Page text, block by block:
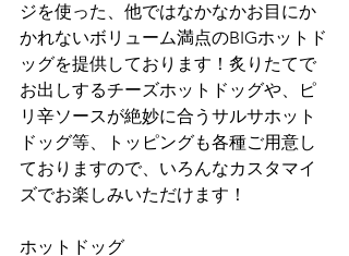
ジを使った、他ではなかなかお目にか
かれないボリューム満点のBIGホットド
ッグを提供しております！炙りたてで
お出しするチーズホットドッグや、ピ
リ辛ソースが絶妙に合うサルサホット
ドッグ等、トッピングも各種ご用意し
ておりますので、いろんなカスタマイ
ズでお楽しみいただけます！
ホットドッグ